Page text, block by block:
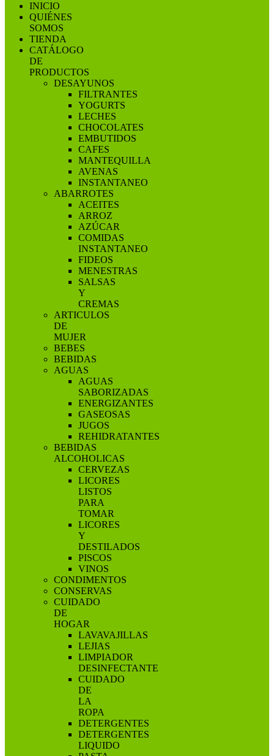
INICIO
QUIÉNES
SOMOS
TIENDA
CATÁLOGO
DE
PRODUCTOS
DESAYUNOS
FILTRANTES
YOGURTS
LECHES
CHOCOLATES
EMBUTIDOS
CAFES
MANTEQUILLA
AVENAS
INSTANTANEO
ABARROTES
ACEITES
ARROZ
AZÚCAR
COMIDAS
INSTANTANEO
FIDEOS
MENESTRAS
SALSAS
Y
CREMAS
ARTICULOS
DE
MUJER
BEBES
BEBIDAS
AGUAS
AGUAS
SABORIZADAS
ENERGIZANTES
GASEOSAS
JUGOS
REHIDRATANTES
BEBIDAS
ALCOHOLICAS
CERVEZAS
LICORES
LISTOS
PARA
TOMAR
LICORES
Y
DESTILADOS
PISCOS
VINOS
CONDIMENTOS
CONSERVAS
CUIDADO
DE
HOGAR
LAVAVAJILLAS
LEJIAS
LIMPIADOR
DESINFECTANTE
CUIDADO
DE
LA
ROPA
DETERGENTES
DETERGENTES
LIQUIDO